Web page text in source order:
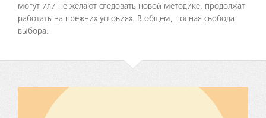
могут или не желают следовать новой методике, продолжат
работать на прежних условиях. В общем, полная свобода
выбора.